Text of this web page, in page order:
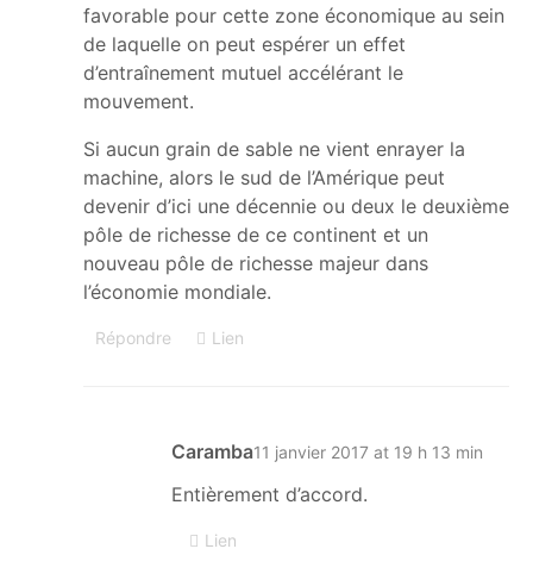
favorable pour cette zone économique au sein
de laquelle on peut espérer un effet
d’entraînement mutuel accélérant le
mouvement.
Si aucun grain de sable ne vient enrayer la
machine, alors le sud de l’Amérique peut
devenir d’ici une décennie ou deux le deuxième
pôle de richesse de ce continent et un
nouveau pôle de richesse majeur dans
l’économie mondiale.
Répondre Lien
Caramba11 janvier 2017 at 19 h 13 min
Entièrement d’accord.
Lien